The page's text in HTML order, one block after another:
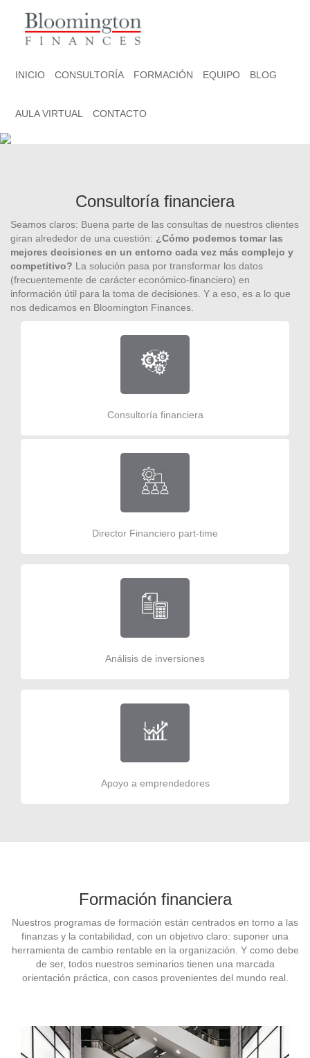
INICIO CONSULTORÍA FORMACIÓN EQUIPO BLOG
AULA VIRTUAL CONTACTO
Consultoría financiera
Seamos claros: Buena parte de las consultas de nuestros clientes
giran alrededor de una cuestión: ¿Cómo podemos tomar las
mejores decisiones en un entorno cada vez más complejo y
competitivo? La solución pasa por transformar los datos
(frecuentemente de carácter económico-financiero) en
información útil para la toma de decisiones. Y a eso, es a lo que
nos dedicamos en Bloomington Finances.
Consultoría financiera
Director Financiero part-time
Análisis de inversiones
Apoyo a emprendedores
programas financiados por el Fondo Social Europeo,
Cámaras de Comercio y agencias regionales de
Formación financiera
Nuestros programas de formación están centrados en torno a las
finanzas y la contabilidad, con un objetivo claro: suponer una
herramienta de cambio rentable en la organización. Y como debe
de ser, todos nuestros seminarios tienen una marcada
orientación práctica, con casos provenientes del mundo real.